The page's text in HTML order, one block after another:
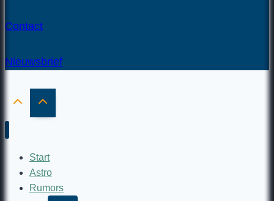
Contact
Nieuwsbrief
Start
Astro
Rumors